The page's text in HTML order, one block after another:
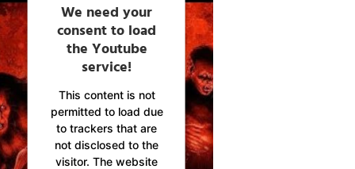
We need your
consent to load
the Youtube
service!
This content is not
permitted to load due
to trackers that are
not disclosed to the
visitor. The website